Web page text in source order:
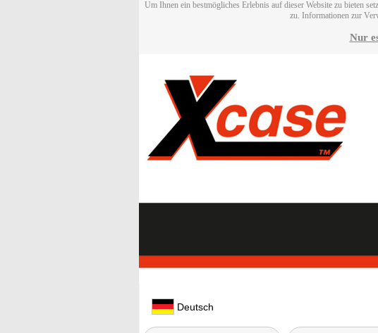
Um Ihnen ein bestmögliches Erlebnis auf dieser Website zu bieten
zu. Informationen zur
Nur
Deutsch